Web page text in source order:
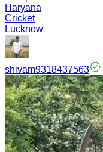
Haryana
Cricket
Lucknow
shivam9318437563